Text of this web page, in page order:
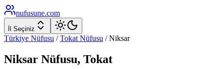
nufusune.com
İl Seçiniz
Türkiye Nüfusu / Tokat Nüfusu /Niksar
Niksar Nüfusu, Tokat